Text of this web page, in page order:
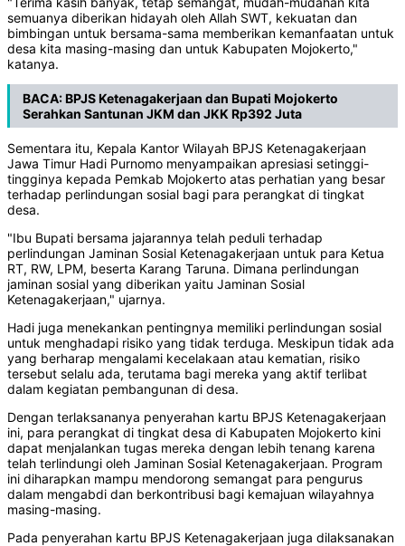
semuanya diberikan hidayah oleh Allah SWT, kekuatan dan
bimbingan untuk bersama-sama memberikan kemanfaatan untuk
desa kita masing-masing dan untuk Kabupaten Mojokerto,"
katanya.
BACA:BPJS Ketenagakerjaan dan Bupati Mojokerto
Serahkan Santunan JKM dan JKK Rp392 Juta
Sementara itu, Kepala Kantor Wilayah BPJS Ketenagakerjaan
Jawa Timur Hadi Purnomo menyampaikan apresiasi setinggi-
tingginya kepada Pemkab Mojokerto atas perhatian yang besar
terhadap perlindungan sosial bagi para perangkat di tingkat
desa.
"Ibu Bupati bersama jajarannya telah peduli terhadap
perlindungan Jaminan Sosial Ketenagakerjaan untuk para Ketua
RT, RW, LPM, beserta Karang Taruna. Dimana perlindungan
jaminan sosial yang diberikan yaitu Jaminan Sosial
Ketenagakerjaan," ujarnya.
Hadi juga menekankan pentingnya memiliki perlindungan sosial
untuk menghadapi risiko yang tidak terduga. Meskipun tidak ada
yang berharap mengalami kecelakaan atau kematian, risiko
tersebut selalu ada, terutama bagi mereka yang aktif terlibat
dalam kegiatan pembangunan di desa.
Dengan terlaksananya penyerahan kartu BPJS Ketenagakerjaan
ini, para perangkat di tingkat desa di Kabupaten Mojokerto kini
dapat menjalankan tugas mereka dengan lebih tenang karena
telah terlindungi oleh Jaminan Sosial Ketenagakerjaan. Program
ini diharapkan mampu mendorong semangat para pengurus
dalam mengabdi dan berkontribusi bagi kemajuan wilayahnya
masing-masing.
Pada penyerahan kartu BPJS Ketenagakerjaan juga dilaksanakan